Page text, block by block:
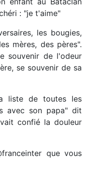
: "je t'aime"
les bougies,
mères, des pères".
souvenir de l'odeur
se souvenir de sa
liste de toutes les
avec son papa" dit
confié la douleur
que vous